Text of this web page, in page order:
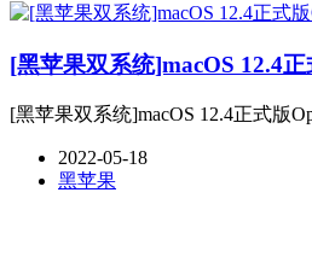
[黑苹果双系统]macOS 12.4
[黑苹果双系统]macOS 12.4正式版
2022-05-18
黑苹果